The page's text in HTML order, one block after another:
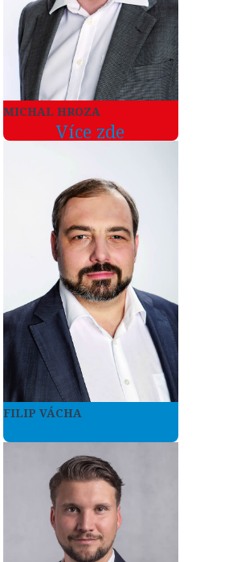
MICHAL HROZA
Více zde
FILIP VÁCHA